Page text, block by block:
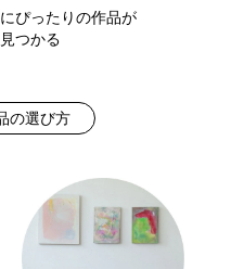
ぴったりの作品が
つかる
の選び方